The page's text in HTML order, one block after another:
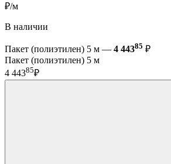
₽/м
В наличии
Пакет (полиэтилен) 5 м — 4 44385 ₽
Пакет (полиэтилен) 5 м
4 44385₽